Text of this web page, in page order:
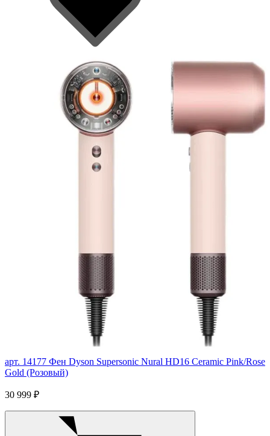
арт. 14177 Фен Dyson Supersonic Nural HD16 Ceramic Pink/Rose
Gold (Розовый)
30 999 ₽